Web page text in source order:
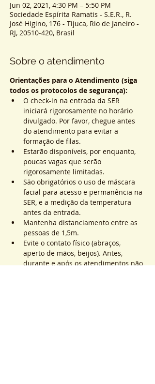
Jun 02, 2021, 4:30 PM – 5:50 PM
Sociedade Espírita Ramatis - S.E.R., R.
José Higino, 176 - Tijuca, Rio de Janeiro -
RJ, 20510-420, Brasil
Sobre o atendimento
Orientações para o Atendimento (siga
todos os protocolos de segurança):
O check-in na entrada da SER
iniciará rigorosamente no horário
divulgado. Por favor, chegue antes
do atendimento para evitar a
formação de filas.
Estarão disponíveis, por enquanto,
poucas vagas que serão
rigorosamente limitadas.
São obrigatórios o uso de máscara
facial para acesso e permanência na
SER, e a medição da temperatura
antes da entrada.
Mantenha distanciamento entre as
pessoas de 1,5m.
Evite o contato físico (abraços,
aperto de mãos, beijos). Antes,
durante e após os atendimentos não